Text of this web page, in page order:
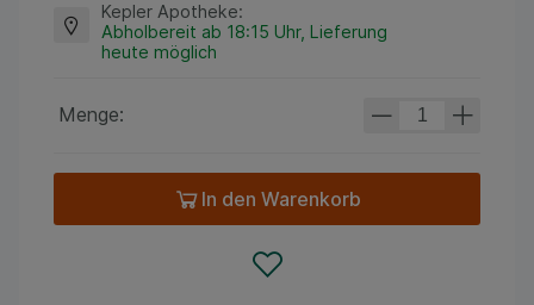
Kepler Apotheke:
Abholbereit ab 18:15 Uhr, Lieferung
heute möglich
Menge:
In den Warenkorb